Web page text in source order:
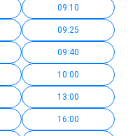
09:10
09:25
09:40
10:00
13:00
16:00